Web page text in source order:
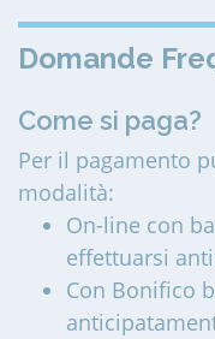
Domande
Come si paga?
Per il pagamento
modalità:
On-line con
effettuarsi
Con Bonifico